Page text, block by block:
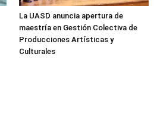
La UASD anuncia apertura de
maestría en Gestión Colectiva de
Producciones Artísticas y
Culturales